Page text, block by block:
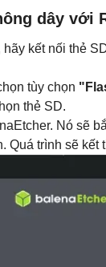
dây với
kết nối thẻ
tùy chọn
thẻ SD.
Nó sẽ
Quá trình sẽ kết